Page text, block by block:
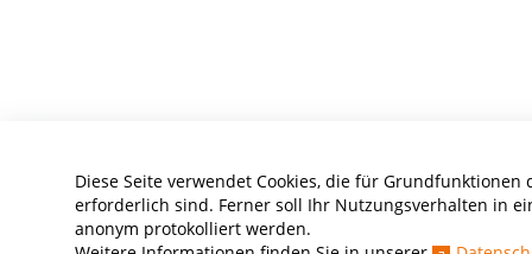
Diese Seite verwendet Cookies, die für Grundfunktionen
erforderlich sind. Ferner soll Ihr Nutzungsverhalten in
anonym protokolliert werden.